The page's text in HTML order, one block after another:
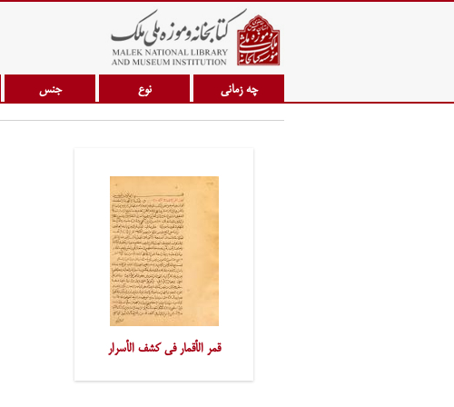
چه زمانی نوع جنس
قمر الأقمار فی کشف الأسرار